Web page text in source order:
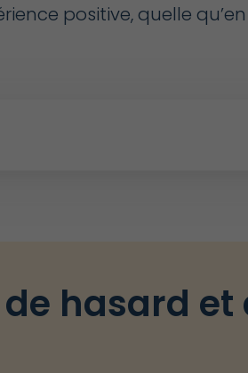
positive, quelle qu’en
hasard